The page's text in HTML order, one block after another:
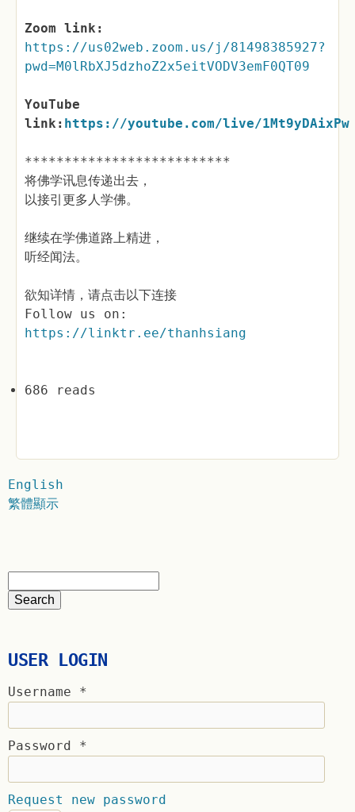
Zoom link:
https://us02web.zoom.us/j/81498385927?
pwd=M0lRbXJ5dzhoZ2x5eitVODV3emF0QT09
YouTube
link: https://youtube.com/live/1Mt9yDAixPw
**************************
将佛学讯息传递出去，
以接引更多人学佛。
继续在学佛道路上精进，
听经闻法。
欲知详情，请点击以下连接
Follow us on:
https://linktr.ee/thanhsiang
686 reads
English
繁體顯示
USER LOGIN
Username *
Password *
Request new password